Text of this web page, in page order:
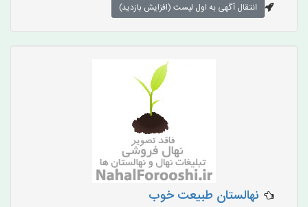
انتقال آگهی به اول لیست (افزایش بازدید)
نهالستان طبیعت خوب